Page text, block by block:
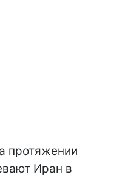
протяжении
Иран в